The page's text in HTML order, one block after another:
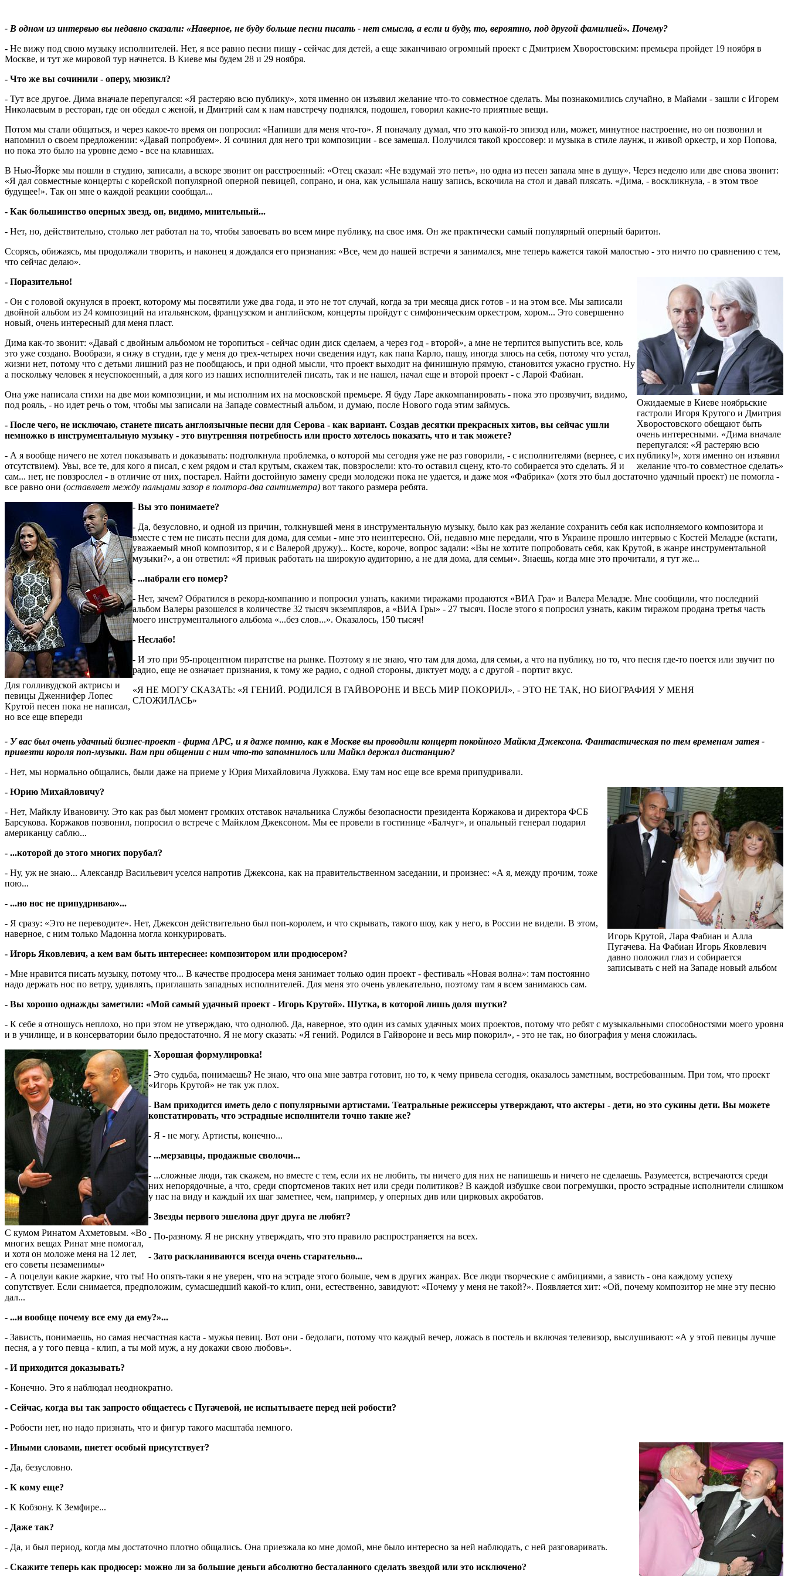
- В одном из интервью вы недавно сказали: «Наверное, не буду больше песни писать - нет смысла, а если и буду, то, вероятно, под другой фамилией». Почему?
- Не вижу под свою музыку исполнителей. Нет, я все равно песни пишу - сейчас для детей, а еще заканчиваю огромный проект с Дмитрием Хворостовским: премьера пройдет 19 ноября в
Москве, и тут же мировой тур начнется. В Киеве мы будем 28 и 29 ноября.
- Что же вы сочинили - оперу, мюзикл?
- Тут все другое. Дима вначале перепугался: «Я растеряю всю публику», хотя именно он изъявил желание что-то совместное сделать. Мы познакомились случайно, в Майами - зашли с Игорем
Николаевым в ресторан, где он обедал с женой, и Дмитрий сам к нам навстречу поднялся, подошел, говорил какие-то приятные вещи.
Потом мы стали общаться, и через какое-то время он попросил: «Напиши для меня что-то». Я поначалу думал, что это какой-то эпизод или, может, минутное настроение, но он позвонил и
напомнил о своем предложении: «Давай попробуем». Я сочинил для него три композиции - все замешал. Получился такой кроссовер: и музыка в стиле лаунж, и живой оркестр, и хор Попова,
но пока это было на уровне демо - все на клавишах.
В Нью-Йорке мы пошли в студию, записали, а вскоре звонит он расстроенный: «Отец сказал: «Не вздумай это петь», но одна из песен запала мне в душу». Через неделю или две снова звонит:
«Я дал совместные концерты с корейской популярной оперной певицей, сопрано, и она, как услышала нашу запись, вскочила на стол и давай плясать. «Дима, - воскликнула, - в этом твое
будущее!». Так он мне о каждой реакции сообщал...
- Как большинство оперных звезд, он, видимо, мнительный...
- Нет, но, действительно, столько лет работал на то, чтобы завоевать во всем мире публику, на свое имя. Он же практически самый популярный оперный баритон.
Ссорясь, обижаясь, мы продолжали творить, и наконец я дождался его признания: «Все, чем до нашей встречи я занимался, мне теперь кажется такой малостью - это ничто по сравнению с тем,
что сейчас делаю».
Ожидаемые в Киеве ноябрьские
гастроли Игоря Крутого и Дмитрия
Хворостовского обещают быть
очень интересными. «Дима вначале
перепугался: «Я растеряю всю
публику!», хотя именно он изъявил
желание что-то совместное сделать»
- Поразительно!
- Он с головой окунулся в проект, которому мы посвятили уже два года, и это не тот случай, когда за три месяца диск готов - и на этом все. Мы записали
двойной альбом из 24 композиций на итальянском, французском и английском, концерты пройдут с симфоническим оркестром, хором... Это совершенно
новый, очень интересный для меня пласт.
Дима как-то звонит: «Давай с двойным альбомом не торопиться - сейчас один диск сделаем, а через год - второй», а мне не терпится выпустить все, коль
это уже создано. Вообрази, я сижу в студии, где у меня до трех-четырех ночи сведения идут, как папа Карло, пашу, иногда злюсь на себя, потому что устал,
жизни нет, потому что с детьми лишний раз не пообщаюсь, и при одной мысли, что проект выходит на финишную прямую, становится ужасно грустно. Ну
а поскольку человек я неуспокоенный, а для кого из наших исполнителей писать, так и не нашел, начал еще и второй проект - с Ларой Фабиан.
Она уже написала стихи на две мои композиции, и мы исполним их на московской премьере. Я буду Ларе аккомпанировать - пока это прозвучит, видимо,
под рояль, - но идет речь о том, чтобы мы записали на Западе совместный альбом, и думаю, после Нового года этим займусь.
- После чего, не исключаю, станете писать англоязычные песни для Серова - как вариант. Создав десятки прекрасных хитов, вы сейчас ушли
немножко в инструментальную музыку - это внутренняя потребность или просто хотелось показать, что и так можете?
- А я вообще ничего не хотел показывать и доказывать: подтолкнула проблемка, о которой мы сегодня уже не раз говорили, - с исполнителями (вернее, с их
отсутствием). Увы, все те, для кого я писал, с кем рядом и стал крутым, скажем так, повзрослели: кто-то оставил сцену, кто-то собирается это сделать. Я и
сам... нет, не повзрослел - в отличие от них, постарел. Найти достойную замену среди молодежи пока не удается, и даже моя «Фабрика» (хотя это был достаточно удачный проект) не помогла -
все равно они (оставляет между пальцами зазор в полтора-два сантиметра) вот такого размера ребята.
Для голливудской актрисы и
певицы Дженнифер Лопес
Крутой песен пока не написал,
но все еще впереди
- Вы это понимаете?
- Да, безусловно, и одной из причин, толкнувшей меня в инструментальную музыку, было как раз желание сохранить себя как исполняемого композитора и
вместе с тем не писать песни для дома, для семьи - мне это неинтересно. Ой, недавно мне передали, что в Украине прошло интервью с Костей Меладзе (кстати,
уважаемый мной композитор, я и с Валерой дружу)... Косте, короче, вопрос задали: «Вы не хотите попробовать себя, как Крутой, в жанре инструментальной
музыки?», а он ответил: «Я привык работать на широкую аудиторию, а не для дома, для семьи». Знаешь, когда мне это прочитали, я тут же...
- ...набрали его номер?
- Нет, зачем? Обратился в рекорд-компанию и попросил узнать, какими тиражами продаются «ВИА Гра» и Валера Меладзе. Мне сообщили, что последний
альбом Валеры разошелся в количестве 32 тысяч экземпляров, а «ВИА Гры» - 27 тысяч. После этого я попросил узнать, каким тиражом продана третья часть
моего инструментального альбома «...без слов...». Оказалось, 150 тысяч!
- Неслабо!
- И это при 95-процентном пиратстве на рынке. Поэтому я не знаю, что там для дома, для семьи, а что на публику, но то, что песня где-то поется или звучит по
радио, еще не означает признания, к тому же радио, с одной стороны, диктует моду, а с другой - портит вкус.
«Я НЕ МОГУ СКАЗАТЬ: «Я ГЕНИЙ. РОДИЛСЯ В ГАЙВОРОНЕ И ВЕСЬ МИР ПОКОРИЛ», - ЭТО НЕ ТАК, НО БИОГРАФИЯ У МЕНЯ
СЛОЖИЛАСЬ»
- У вас был очень удачный бизнес-проект - фирма АРС, и я даже помню, как в Москве вы проводили концерт покойного Майкла Джексона. Фантастическая по тем временам затея -
привезти короля поп-музыки. Вам при общении с ним что-то запомнилось или Майкл держал дистанцию?
- Нет, мы нормально общались, были даже на приеме у Юрия Михайловича Лужкова. Ему там нос еще все время припудривали.
Игорь Крутой, Лара Фабиан и Алла
Пугачева. На Фабиан Игорь Яковлевич
давно положил глаз и собирается
записывать с ней на Западе новый альбом
- Юрию Михайловичу?
- Нет, Майклу Ивановичу. Это как раз был момент громких отставок начальника Службы безопасности президента Коржакова и директора ФСБ
Барсукова. Коржаков позвонил, попросил о встрече с Майклом Джексоном. Мы ее провели в гостинице «Балчуг», и опальный генерал подарил
американцу саблю...
- ...которой до этого многих порубал?
- Ну, уж не знаю... Александр Васильевич уселся напротив Джексона, как на правительственном заседании, и произнес: «А я, между прочим, тоже
пою...
- ...но нос не припудриваю»...
- Я сразу: «Это не переводите». Нет, Джексон действительно был поп-королем, и что скрывать, такого шоу, как у него, в России не видели. В этом,
наверное, с ним только Мадонна могла конкурировать.
- Игорь Яковлевич, а кем вам быть интереснее: композитором или продюсером?
- Мне нравится писать музыку, потому что... В качестве продюсера меня занимает только один проект - фестиваль «Новая волна»: там постоянно
надо держать нос по ветру, удивлять, приглашать западных исполнителей. Для меня это очень увлекательно, поэтому там я всем занимаюсь сам.
- Вы хорошо однажды заметили: «Мой самый удачный проект - Игорь Крутой». Шутка, в которой лишь доля шутки?
- К себе я отношусь неплохо, но при этом не утверждаю, что однолюб. Да, наверное, это один из самых удачных моих проектов, потому что ребят с музыкальными способностями моего уровня
и в училище, и в консерватории было предостаточно. Я не могу сказать: «Я гений. Родился в Гайвороне и весь мир покорил», - это не так, но биография у меня сложилась.
С кумом Ринатом Ахметовым. «Во
многих вещах Ринат мне помогал,
и хотя он моложе меня на 12 лет,
его советы незаменимы»
- Хорошая формулировка!
- Это судьба, понимаешь? Не знаю, что она мне завтра готовит, но то, к чему привела сегодня, оказалось заметным, востребованным. При том, что проект
«Игорь Крутой» не так уж плох.
- Вам приходится иметь дело с популярными артистами. Театральные режиссеры утверждают, что актеры - дети, но это сукины дети. Вы можете
констатировать, что эстрадные исполнители точно такие же?
- Я - не могу. Артисты, конечно...
- ...мерзавцы, продажные сволочи...
- ...сложные люди, так скажем, но вместе с тем, если их не любить, ты ничего для них не напишешь и ничего не сделаешь. Разумеется, встречаются среди
них непорядочные, а что, среди спортсменов таких нет или среди политиков? В каждой избушке свои погремушки, просто эстрадные исполнители слишком
у нас на виду и каждый их шаг заметнее, чем, например, у оперных див или цирковых акробатов.
- Звезды первого эшелона друг друга не любят?
- По-разному. Я не рискну утверждать, что это правило распространяется на всех.
- Зато раскланиваются всегда очень старательно...
- А поцелуи какие жаркие, что ты! Но опять-таки я не уверен, что на эстраде этого больше, чем в других жанрах. Все люди творческие с амбициями, а зависть - она каждому успеху
сопутствует. Если снимается, предположим, сумасшедший какой-то клип, они, естественно, завидуют: «Почему у меня не такой?». Появляется хит: «Ой, почему композитор не мне эту песню
дал...
- ...и вообще почему все ему да ему?»...
- Зависть, понимаешь, но самая несчастная каста - мужья певиц. Вот они - бедолаги, потому что каждый вечер, ложась в постель и включая телевизор, выслушивают: «А у этой певицы лучше
песня, а у того певца - клип, а ты мой муж, а ну докажи свою любовь».
- И приходится доказывать?
- Конечно. Это я наблюдал неоднократно.
- Сейчас, когда вы так запросто общаетесь с Пугачевой, не испытываете перед ней робости?
- Робости нет, но надо признать, что и фигур такого масштаба немного.
- Иными словами, пиетет особый присутствует?
- Да, безусловно.
- К кому еще?
- К Кобзону. К Земфире...
- Даже так?
- Да, и был период, когда мы достаточно плотно общались. Она приезжала ко мне домой, мне было интересно за ней наблюдать, с ней разговаривать.
- Скажите теперь как продюсер: можно ли за большие деньги абсолютно бесталанного сделать звездой или это исключено?